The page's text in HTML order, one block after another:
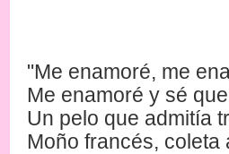
"Me enamoré, me
Me enamoré y sé
Un pelo que admitía
Moño francés,